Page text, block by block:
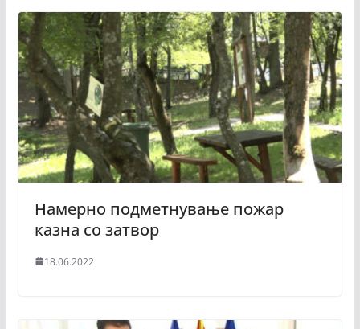
Намерно подметнување пожар
казна со затвор
18.06.2022